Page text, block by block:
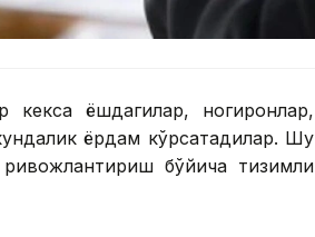
кекса ёшдагилар, ногиронлар,
ёрдам кўрсатадилар. Шу
бўйича тизимли